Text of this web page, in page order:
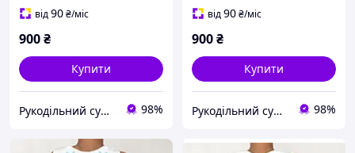
від90₴/міс
900₴
Купити
Рукодільний сундучок 98%
від90₴/міс
900₴
Купити
Рукодільний сундучок 98%